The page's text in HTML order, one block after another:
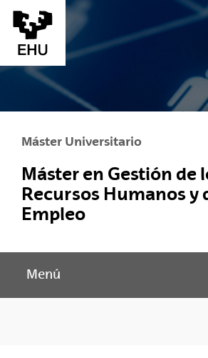
Saltar al contenido principal
Máster Universitario
Máster en Gestión de
Recursos Humanos y
Empleo
Menú